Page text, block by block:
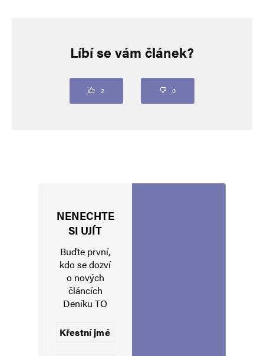
Vaše e-mailová adresa nebude zveřejněna. Vyžadované informace jsou
Uložit do prohlížeče jméno, e-mail a webovou stránku pro budoucí
Líbí se vám článek?
2 0
NENECHTE
SI UJÍT
Buďte první,
kdo se dozví
o nových
článcích
Deníku TO